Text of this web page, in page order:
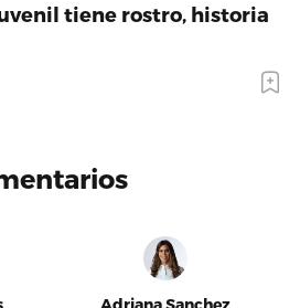
tiene rostro, historia
Adriana Sanchez